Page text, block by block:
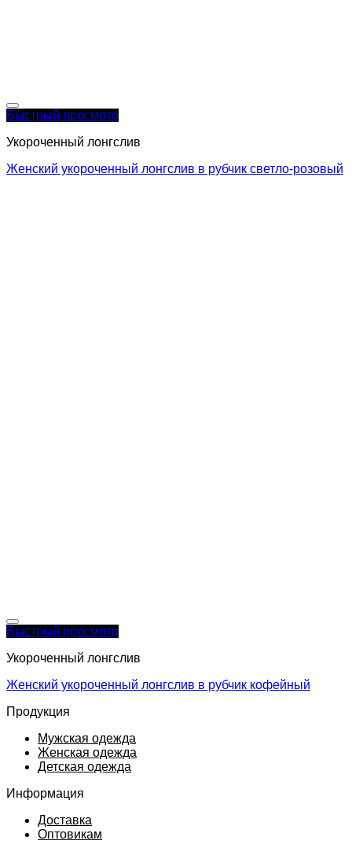
Быстрый просмотр
Укороченный лонгслив
Женский укороченный лонгслив в рубчик светло-розовый
Быстрый просмотр
Укороченный лонгслив
Женский укороченный лонгслив в рубчик кофейный
Продукция
Мужская одежда
Женская одежда
Детская одежда
Информация
Доставка
Оптовикам